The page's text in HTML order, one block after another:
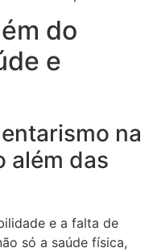
do
e
na
além das
e a falta de
só a saúde física,